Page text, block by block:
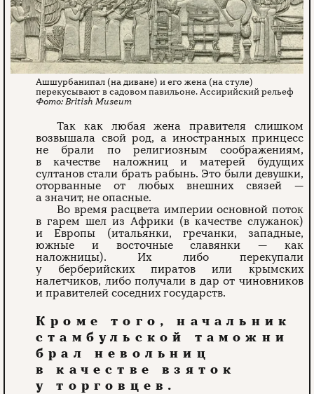
Ашшурбанипал (на диване) и его жена (на стуле)
перекусывают в садовом павильоне. Ассирийский рельеф
British Museum
Так как любая жена правителя слишком
возвышала свой род, а иностранных принцесс
не брали по религиозным соображениям,
в качестве наложниц и матерей будущих
султанов стали брать рабынь. Это были девушки,
оторванные от любых внешних связей —
а значит, не опасные.
Во время расцвета империи основной поток
в гарем шел из Африки (в качестве служанок)
и Европы (итальянки, гречанки, западные,
южные и восточные славянки — как
наложницы). Их либо перекупали
у берберийских пиратов или крымских
налетчиков, либо получали в дар от чиновников
и правителей соседних государств.
Кроме того, начальник
стамбульской таможни
брал невольниц
в качестве взяток
у торговцев.